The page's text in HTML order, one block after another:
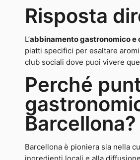
Risposta
L’abbinamento gastronomico e
piatti specifici per esaltare
club sociali dove puoi vivere
Perché
Barcellona?
Barcellona è pioniera sia nella